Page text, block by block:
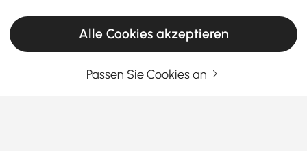
Alle Cookies akzeptieren
Passen Sie Cookies an